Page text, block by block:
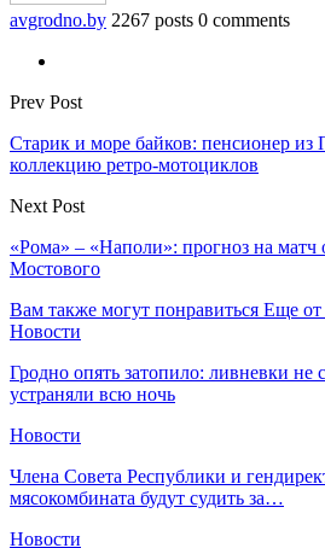
avgrodno.by 2267 posts 0 comments
Prev Post
Старик и море байков: пенсионер из
коллекцию ретро-мотоциклов
Next Post
«Рома» – «Наполи»: прогноз на матч
Мостового
Вам также могут понравиться Еще от
Новости
Гродно опять затопило: ливневки не
устраняли всю ночь
Новости
Члена Совета Республики и
мясокомбината будут судить за…
Новости